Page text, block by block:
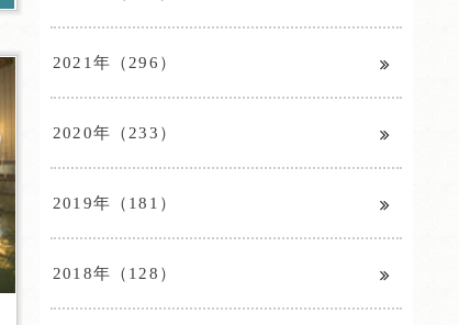
2021年（296）
2020年（233）
2019年（181）
2018年（128）